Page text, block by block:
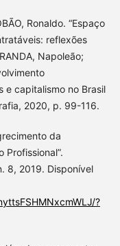
Ronaldo. “Espaço
reflexões
Napoleão;
e capitalismo no Brasil
2020, p. 99-116.
da
Profissional”.
8, 2019. Disponível
?